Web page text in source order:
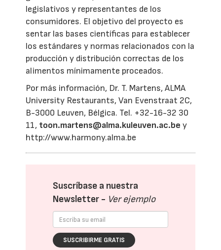
legislativos y representantes de los
consumidores. El objetivo del proyecto es
sentar las bases científicas para establecer
los estándares y normas relacionados con la
producción y distribución correctas de los
alimentos mínimamente proceados.
Por más información, Dr. T. Martens, ALMA
University Restaurants, Van Evenstraat 2C,
B-3000 Leuven, Bélgica. Tel. +32-16-32 30
11, toon.martens@alma.kuleuven.ac.be y
http://www.harmony.alma.be
Suscríbase a nuestra
Newsletter - Ver ejemplo
SUSCRIBIRME GRATIS